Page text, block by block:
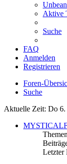
Aktive
Suche
FAQ
Anmelden
Registrieren
Foren-
Suche
Aktuelle Zeit: Do
Letzter